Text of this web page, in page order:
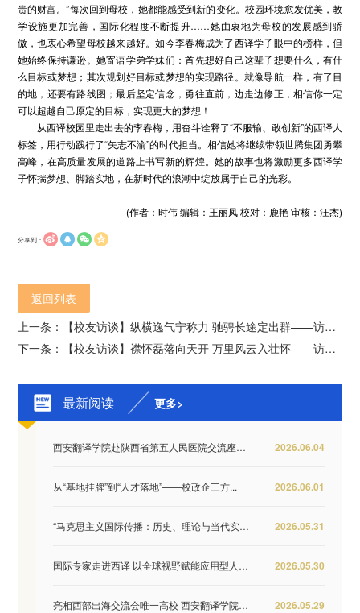
贵的财富。”每次回到母校，她都能感受到新的变化。校园环境愈发优美，教
学设施更加完善，国际化程度不断提升……她由衷地为母校的发展感到骄
傲，也衷心希望母校越来越好。如今李春梅成为了西译学子眼中的榜样，但
她始终保持谦逊。她寄语学弟学妹们：首先想好自己这辈子想要什么，有什
么目标或梦想；其次规划好目标或梦想的实现路径。就像导航一样，有了目
的地，还要有路线图；最后坚定信念，勇往直前，边走边修正，相信你一定
可以超越自己原定的目标，实现更大的梦想！
从西译校园里走出去的李春梅，用奋斗诠释了“不服输、敢创新”的西译人
标签，用行动践行了“矢志不渝”的时代担当。相信她将继续带领世腾集团勇攀
高峰，在高质量发展的道路上书写新的辉煌。她的故事也将激励更多西译学
子怀揣梦想、脚踏实地，在新时代的浪潮中绽放属于自己的光彩。
(作者：时伟 编辑：王丽凤 校对：鹿艳 审核：汪杰)
分享到：
返回列表
上一条：【校友访谈】纵横逸气宁称力 驰骋长途定出群——访杭州乔润进出口有限公司总经理刘广浩
下一条：【校友访谈】襟怀磊落向天开 万里风云入壮怀——访宁波雨阳防水材料有限公司总经理卢伟
最新阅读 更多>
2026.06.04
西安翻译学院赴陕西省第五人民医院交流座谈 推...
2026.06.01
从“基地挂牌”到“人才落地”——校政企三方...
2026.05.31
“马克思主义国际传播：历史、理论与当代实践...
2026.05.30
国际专家走进西译 以全球视野赋能应用型人才培...
2026.05.29
亮相西部出海交流会唯一高校 西安翻译学院签约...